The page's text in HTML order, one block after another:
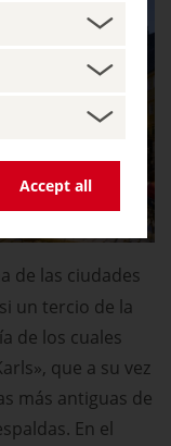
Accept all
de las ciudades
un tercio de la
de los cuales
que a su vez
más antiguas de
En el